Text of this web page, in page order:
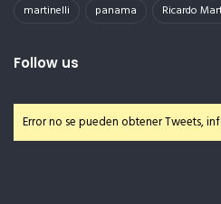
martinelli
panama Ricardo
Follow us
Error no se pueden obtener Tweets,